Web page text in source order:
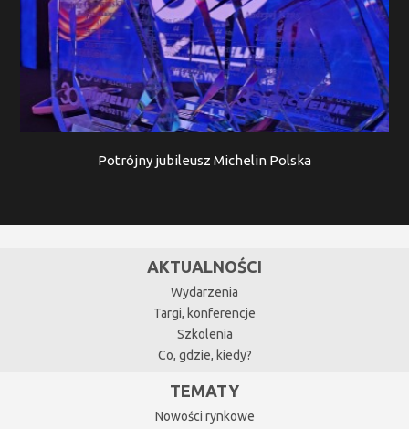
Potrójny jubileusz Michelin Polska
AKTUALNOŚCI
Wydarzenia
Targi, konferencje
Szkolenia
Co, gdzie, kiedy?
TEMATY
Nowości rynkowe